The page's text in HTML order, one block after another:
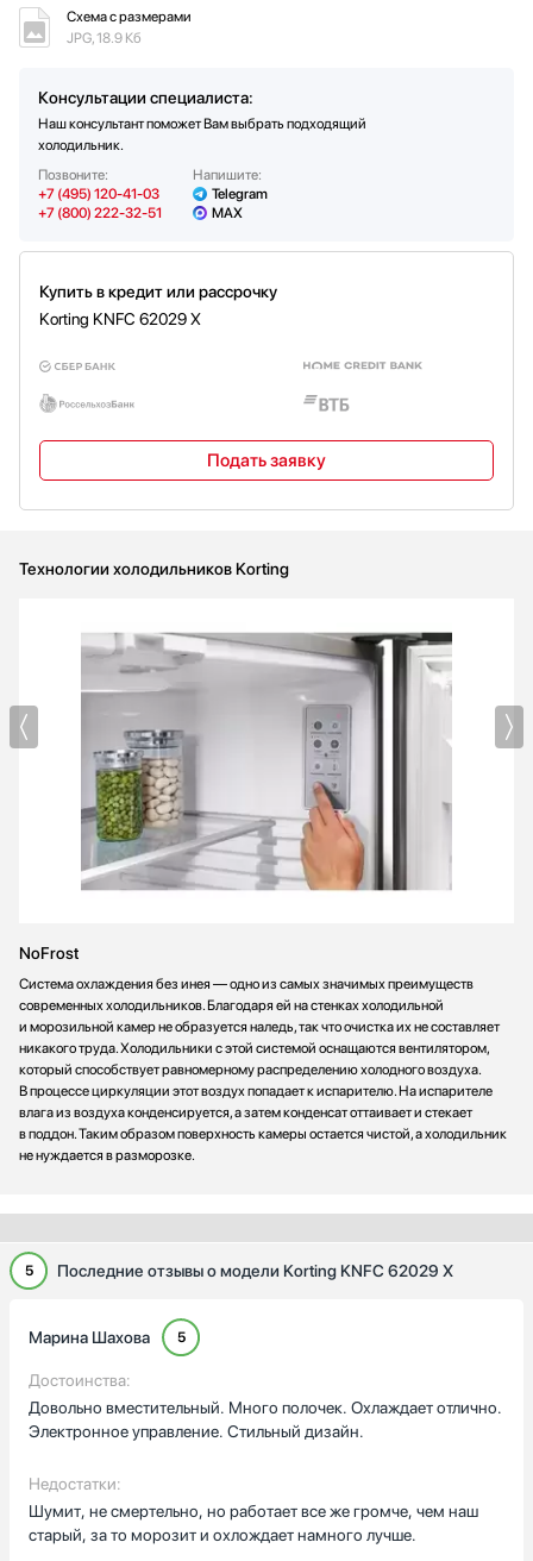
Количество полок на дверце
Функция суперохлаждения
Специальные отсеки хранения:
Зона свежести
Количество полок/контейнеров в зоне свежести
Частота тока (Гц)
Уровень шума (дб)
Вес нетто (кг)
Схема с размерами
JPG, 18.9 Кб
Консультации специалиста:
Наш консультант поможет Вам выбрать подходящий
холодильник.
Позвоните:
+7 (495) 120-41-03
+7 (800) 222-32-51
Напишите:
Telegram
MAX
Купить в кредит или рассрочку
Korting KNFC 62029 X
Подать заявку
Технологии холодильников Korting
NoFrost
Система охлаждения без инея — одно из самых значимых преимуществ
современных холодильников. Благодаря ей на стенках холодильной
и морозильной камер не образуется наледь, так что очистка их не составляет
никакого труда. Холодильники с этой системой оснащаются вентилятором,
который способствует равномерному распределению холодного воздуха.
В процессе циркуляции этот воздух попадает к испарителю. На испарителе
влага из воздуха конденсируется, а затем конденсат оттаивает и стекает
в поддон. Таким образом поверхность камеры остается чистой, а холодильник
не нуждается в разморозке.
5 Последние отзывы о модели Korting KNFC 62029 X
Марина Шахова 5
Достоинства:
Довольно вместительный. Много полочек. Охлаждает отлично.
Электронное управление. Стильный дизайн.
Недостатки:
Шумит, не смертельно, но работает все же громче, чем наш
старый, за то морозит и охлождает намного лучше.